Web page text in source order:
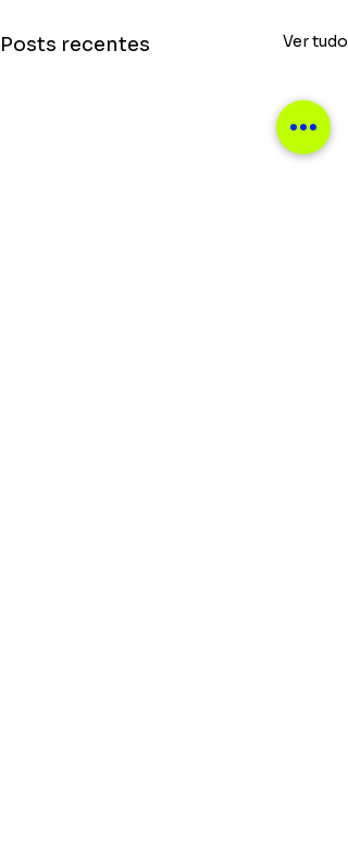
Posts recentes Ver tudo